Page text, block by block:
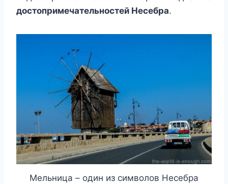
достопримечательностей Несебра.
Мельница – один из символов Несебра